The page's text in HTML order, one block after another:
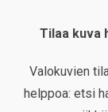
Tilaa kuva
Valokuvien
helppoa: etsi